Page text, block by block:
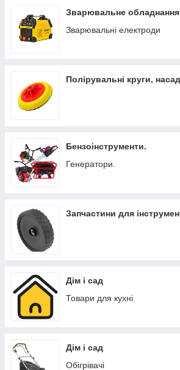
Зварювальне обладнання
Зварювальні електроди
Полірувальні круги,
Бензоінструменти.
Генератори.
Запчастини для
Дім і сад
Товари для кухні
Дім і сад
Обігрівачі